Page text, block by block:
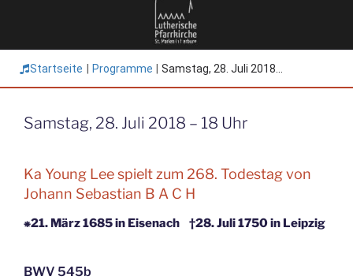
Startseite Programme Samstag, 28. Juli 2018...
Samstag, 28. Juli 2018 – 18 Uhr
Ka Young Lee spielt zum 268. Todestag von
Johann Sebastian B A C H
⁕21. März 1685 in Eisenach †28. Juli 1750 in Leipzig
BWV 545b